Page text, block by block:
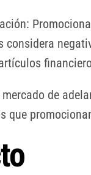
considera
de
que